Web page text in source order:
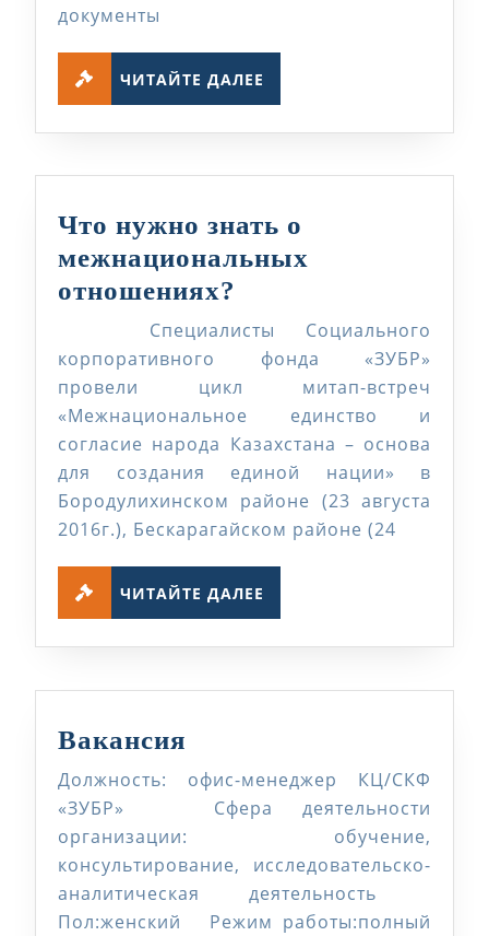
документы
ЧИТАЙТЕ ДАЛЕЕ
Что нужно знать о
межнациональных
отношениях?
нужно
знать
о
межнациональных
отношениях?
Специалисты Социального
корпоративного фонда «ЗУБР»
провели цикл митап-встреч
«Межнациональное единство и
согласие народа Казахстана – основа
для создания единой нации» в
Бородулихинском районе (23 августа
2016г.), Бескарагайском районе (24
ЧИТАЙТЕ ДАЛЕЕ
Вакансия
Должность: офис-менеджер КЦ/СКФ
«ЗУБР» Сфера деятельности
организации: обучение,
консультирование, исследовательско-
аналитическая деятельность
Пол:женский Режим работы:полный